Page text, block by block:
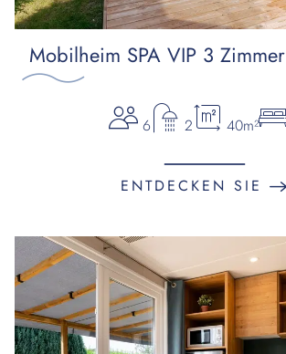
Mobilheim SPA VIP 3 Zimmer
6 2 40m²
ENTDECKEN SIE